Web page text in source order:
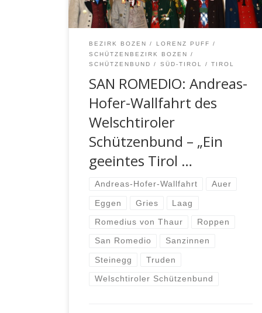
aus.
BEZIRK BOZEN
LORENZ PUFF
SCHÜTZENBEZIRK BOZEN
SCHÜTZENBUND
SÜD-TIROL TIROL
SAN ROMEDIO: Andreas-
Hofer-Wallfahrt des
Welschtiroler
Schützenbund – „Ein
geeintes Tirol …
Andreas-Hofer-Wallfahrt Auer
Eggen Gries Laag
Romedius von Thaur Roppen
San Romedio Sanzinnen
Steinegg Truden
Welschtiroler Schützenbund